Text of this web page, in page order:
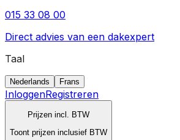
015 33 08 00
Direct advies van een dakexpert
Taal
Nederlands Frans
InloggenRegistreren
Prijzen incl. BTW
Toont prijzen inclusief BTW